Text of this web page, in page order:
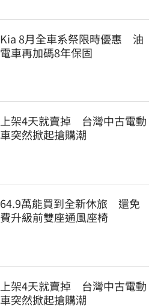
Kia 8月全車系祭限時優惠 油
電車再加碼8年保固
上架4天就賣掉 台灣中古電動
車突然掀起搶購潮
64.9萬能買到全新休旅 還免
費升級前雙座通風座椅
上架4天就賣掉 台灣中古電動
車突然掀起搶購潮